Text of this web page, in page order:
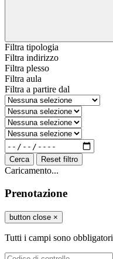
Filtra tipologia
Filtra indirizzo
Filtra plesso
Filtra aula
Filtra a partire dal
Cerca Reset filtro
Caricamento...
Prenotazione
button close ×
Tutti i campi sono obbligatori